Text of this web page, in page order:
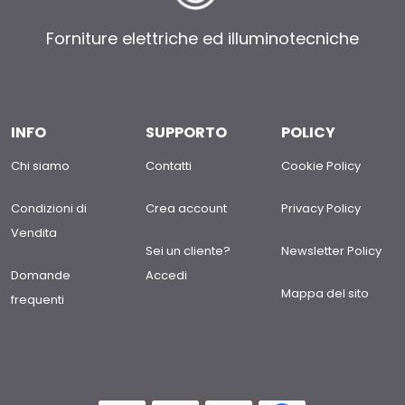
Forniture elettriche ed illuminotecniche
INFO
Chi siamo
Condizioni di
Vendita
Domande
frequenti
SUPPORTO
Contatti
Crea account
Sei un cliente?
Accedi
POLICY
Cookie Policy
Privacy Policy
Newsletter Policy
Mappa del sito